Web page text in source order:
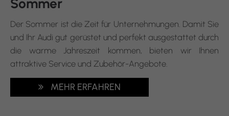
Sommer
Der Sommer ist die Zeit für Unternehmungen. Damit Sie
und Ihr Audi gut gerüstet und perfekt ausgestattet durch
die warme Jahreszeit kommen, bieten wir Ihnen
attraktive Service und Zubehör-Angebote.
MEHR ERFAHREN